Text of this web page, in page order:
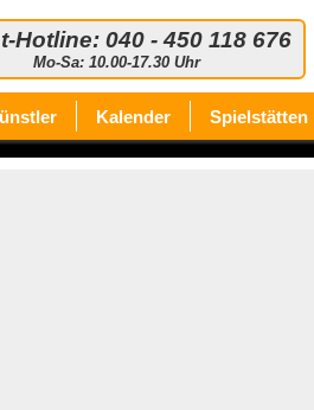
Hotline: 040 - 450 118 676
Mo-Sa: 10.00-17.30 Uhr
Kalender Spielstätten